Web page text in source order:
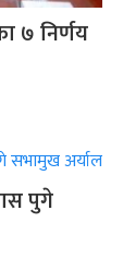
७ निर्णय
पुगे